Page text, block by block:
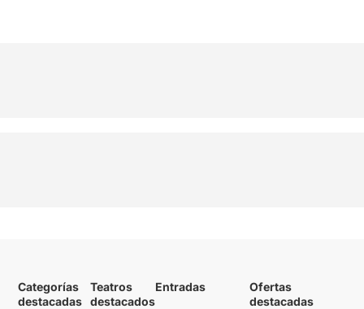
Categorías
destacadas
Teatros
destacados
Entradas
Ofertas
destacadas